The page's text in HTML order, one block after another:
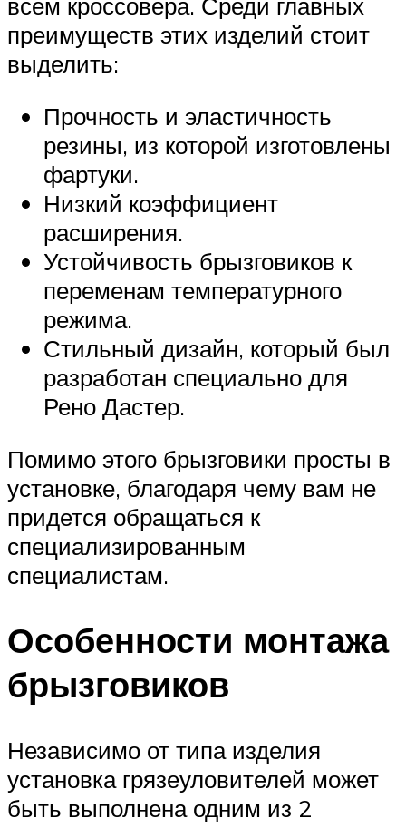
преимуществ этих изделий стоит
выделить:
Прочность и эластичность
резины, из которой изготовлены
фартуки.
Низкий коэффициент
расширения.
Устойчивость брызговиков к
переменам температурного
режима.
Стильный дизайн, который был
разработан специально для
Рено Дастер.
Помимо этого брызговики просты в
установке, благодаря чему вам не
придется обращаться к
специализированным
специалистам.
Особенности монтажа
брызговиков
Независимо от типа изделия
установка грязеуловителей может
быть выполнена одним из 2